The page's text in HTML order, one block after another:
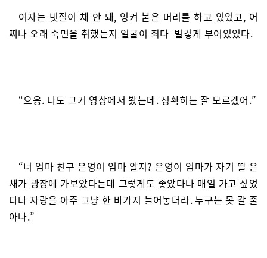
여자는 빗질이 채 안 돼, 엉켜 붙은 머리를 하고 있었고, 어
찌나 오래 숙면을 취했는지 얼굴이 죄다 벌겋게 부어있었다.
“으응. 나도 그거 영상에서 봤는데. 정확히는 잘 모르겠어.”
“너 엄마 친구 은영이 엄마 알지? 은영이 엄마가 자기 딸 은
채가 광장에 가보았다는데 그렇게도 좋았다나 매일 가고 싶었
다나 자랑을 아주 그냥 한 바가지 늘어놓더라. 누구는 못 갈 줄
아나.”